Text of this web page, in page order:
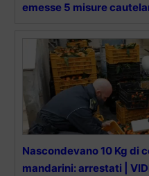
emesse 5 misure
Nascondevano 10 Kg di
mandarini: arrestati |